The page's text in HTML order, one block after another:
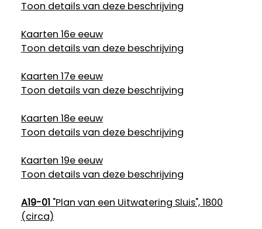
Toon details van deze beschrijving
Kaarten 16e eeuw
Toon details van deze beschrijving
Kaarten 17e eeuw
Toon details van deze beschrijving
Kaarten 18e eeuw
Toon details van deze beschrijving
Kaarten 19e eeuw
Toon details van deze beschrijving
A19-01"Plan van een Uitwatering Sluis", 1800
(circa)